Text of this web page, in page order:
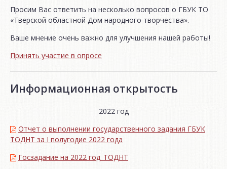
Просим Вас ответить на несколько вопросов о ГБУК ТО
«Тверской областной Дом народного творчества».
Ваше мнение очень важно для улучшения нашей работы!
Принять участие в опросе
Информационная открытость
2022 год
Отчет о выполнении государственного задания ГБУК
ТОДНТ за I полугодие 2022 года
Госзадание на 2022 год_ТОДНТ